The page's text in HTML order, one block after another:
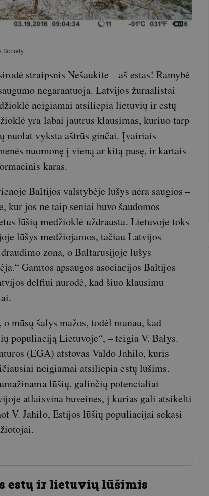
Society
straipsnis Nešaukite – aš estas! Ramybė
negarantuoja. Latvijos žurnalistai
neigiamai atsiliepia lietuvių ir estų
yra labai jautrus klausimas, kuriuo tarp
vyksta aštrūs ginčai. Įvairiais
nuomonę į vieną ar kitą pusę, ir kartais
karas.
Baltijos valstybėje lūšys nėra saugios –
jos ne taip seniai buvo šaudomos
lūšių medžioklė uždrausta. Lietuvoje toks
lūšys medžiojamos, tačiau Latvijos
zona, o Baltarusijoje lūšys
Gamtos apsaugos asociacijos Baltijos
delfiui nurodė, kad šiuo klausimu
mūsų šalys mažos, todėl manau, kad
populiaciją Lietuvoje“, – teigia V. Balys.
(EGA) atstovas Valdo Jahilo, kuris
neigiamai atsiliepia estų lūšims.
lūšių, galinčių potencialiai
atlaisvina buveines, į kurias gali atsikelti
V. Jahilo, Estijos lūšių populiacijai sekasi
estų ir lietuvių lūšimis